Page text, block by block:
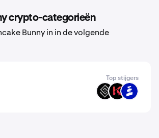
crypto-categorieën
Bunny in in de volgende
Top stijgers
DECT KAR PROS